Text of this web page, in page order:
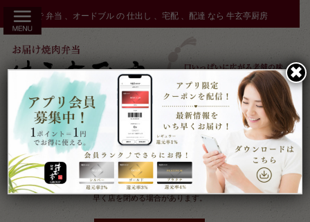
ツ
秋田市 で 弁当 、オードブル の 仕出し 、宅配 、配達 なら 牛玄亭厨房
受付：9時～17時 締切：前日15時まで
定休：元日 その他不定休
ケータリングやその他のご予約により
早く店を閉める場合があります。
✖︎